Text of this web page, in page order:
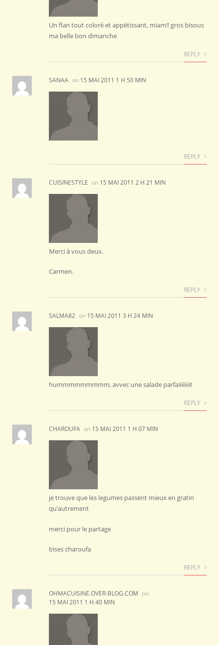
Un flan tout coloré et appétissant, miam!! gros bisous
ma belle bon dimanche
REPLY
SANAA on 15 MAI 2011 1 H 50 MIN
REPLY
CUISINESTYLE on 15 MAI 2011 2 H 21 MIN
Merci à vous deux.
Carmen.
REPLY
SALMA82 on 15 MAI 2011 3 H 24 MIN
hummmmmmmmm, avvec une salade parfaiiiiiiiit
REPLY
CHAROUFA on 15 MAI 2011 1 H 07 MIN
je trouve que les legumes passent mieux en gratin
qu’autrement
merci pour le partage
bises charoufa
REPLY
OHMACUISINE.OVER-BLOG.COM on
15 MAI 2011 1 H 40 MIN